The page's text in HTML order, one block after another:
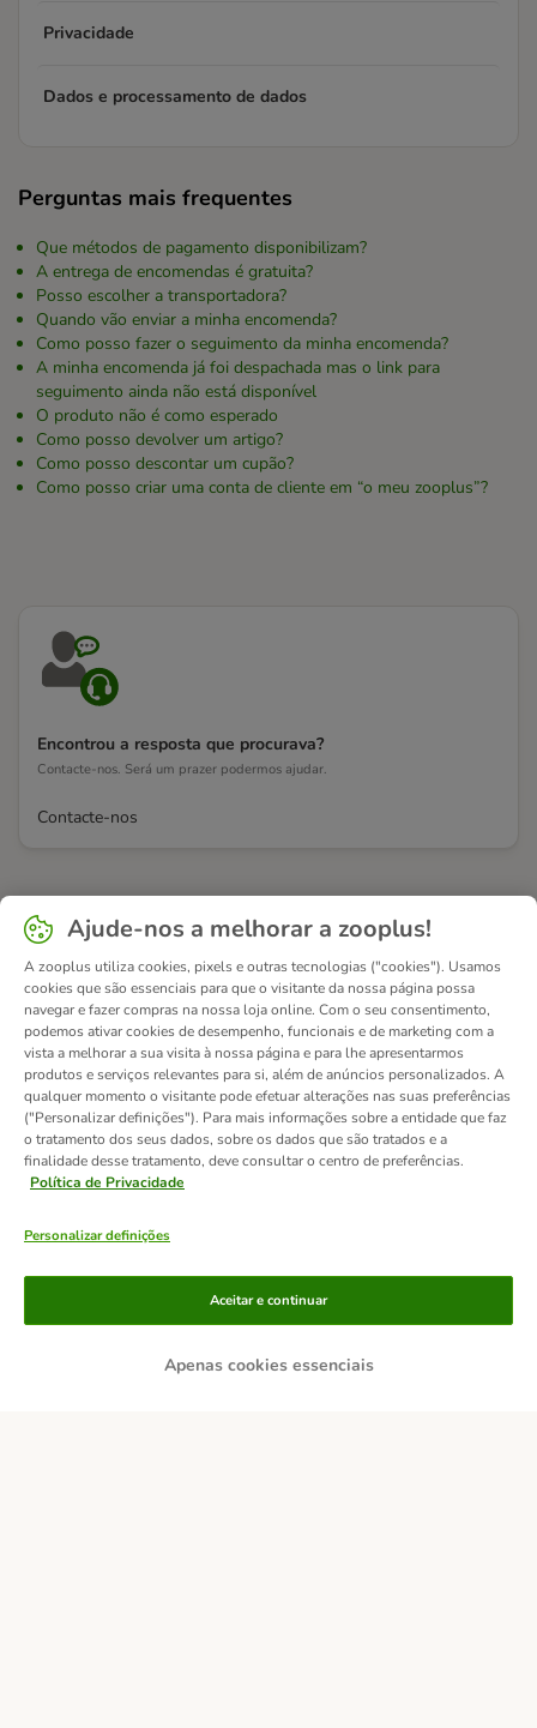
Privacidade
Dados e processamento de dados
Perguntas mais frequentes
Que métodos de pagamento disponibilizam?
A entrega de encomendas é gratuita?
Posso escolher a transportadora?
Quando vão enviar a minha encomenda?
Como posso fazer o seguimento da minha encomenda?
A minha encomenda já foi despachada mas o link para
seguimento ainda não está disponível
O produto não é como esperado
Como posso devolver um artigo?
Como posso descontar um cupão?
Como posso criar uma conta de cliente em “o meu zooplus”?
Encontrou a resposta que procurava?
Contacte-nos. Será um prazer podermos ajudar.
Contacte-nos
Ajude-nos a melhorar a zooplus!
A zooplus utiliza cookies, pixels e outras tecnologias ("cookies"). Usamos
cookies que são essenciais para que o visitante da nossa página possa
navegar e fazer compras na nossa loja online. Com o seu consentimento,
podemos ativar cookies de desempenho, funcionais e de marketing com a
vista a melhorar a sua visita à nossa página e para lhe apresentarmos
produtos e serviços relevantes para si, além de anúncios personalizados. A
qualquer momento o visitante pode efetuar alterações nas suas preferências
("Personalizar definições"). Para mais informações sobre a entidade que faz
o tratamento dos seus dados, sobre os dados que são tratados e a
finalidade desse tratamento, deve consultar o centro de preferências.
Política de Privacidade
Personalizar definições
Apenas cookies essenciais
Aceitar e continuar